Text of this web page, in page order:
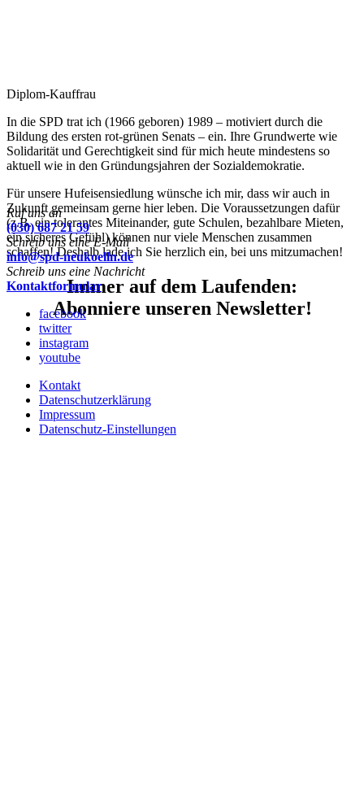
Diplom-Kauffrau
In die SPD trat ich (1966 geboren) 1989 – motiviert durch die
Bildung des ersten rot-grünen Senats – ein. Ihre Grundwerte wie
Solidarität und Gerechtigkeit sind für mich heute mindestens so
aktuell wie in den Gründungsjahren der Sozialdemokratie.
Für unsere Hufeisensiedlung wünsche ich mir, dass wir auch in
Zukunft gemeinsam gerne hier leben. Die Voraussetzungen dafür
(z.B. ein tolerantes Miteinander, gute Schulen, bezahlbare Mieten,
ein sicheres Gefühl) können nur viele Menschen zusammen
schaffen! Deshalb lade ich Sie herzlich ein, bei uns mitzumachen!
Immer auf dem Laufenden:
Abonniere unseren Newsletter!
Ruf uns an
(030) 687 21 59
Schreib uns eine E-Mail
info@spd-neukoelln.de
Schreib uns eine Nachricht
Kontaktformular
facebook
twitter
instagram
youtube
Kontakt
Datenschutzerklärung
Impressum
Datenschutz-Einstellungen